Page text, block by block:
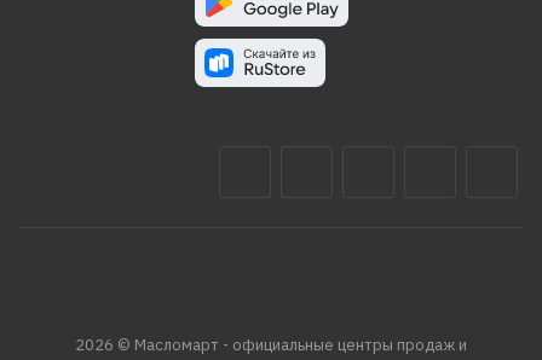
2026 © Масломарт - официальные центры продаж и